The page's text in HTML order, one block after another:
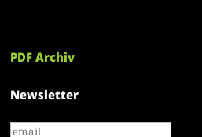
PDF Archiv
Newsletter